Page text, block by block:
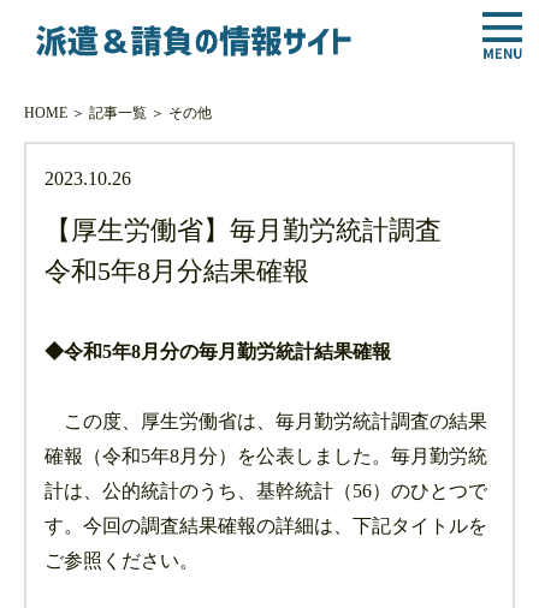
HOME＞ 記事一覧＞ その他
2023.10.26
【厚生労働省】毎月勤労統計調査
令和5年8月分結果確報
◆令和5年8月分の毎月勤労統計結果確報
この度、厚生労働省は、毎月勤労統計調査の結果
確報（令和5年8月分）を公表しました。毎月勤労統
計は、公的統計のうち、基幹統計（56）のひとつで
す。今回の調査結果確報の詳細は、下記タイトルを
ご参照ください。